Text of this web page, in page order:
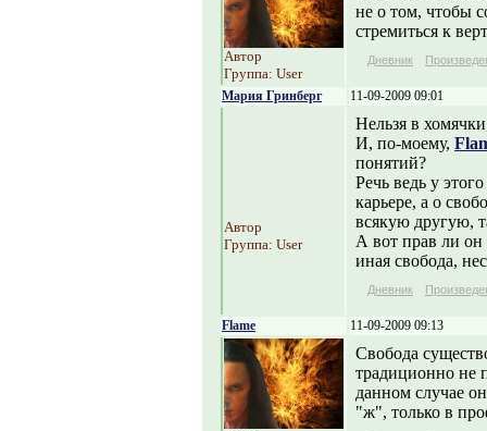
Автор
Группа: User
не о том, чтобы
стремиться к
Дневник
Мария Гринберг 11-09-2009 09:01
Автор
Группа: User
Нельзя в
И, по-моему,
понятий?
Речь ведь у
карьере, а о
всякую другую,
А вот прав ли он
иная свобода,
Дневник
Flame 11-09-2009 09:13
Свобода
традиционно не
данном случае
"ж", только в